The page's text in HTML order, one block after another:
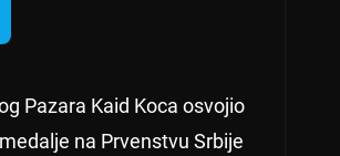
Pazara Kaid Koca osvojio
na Prvenstvu Srbije